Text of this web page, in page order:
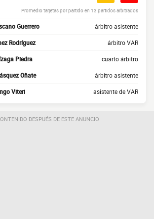
Promedio tarjetas por partido en 13 partidos arbitrados
Guerrero árbitro asistente
Rodríguez árbitro VAR
Piedra cuarto árbitro
Oñate árbitro asistente
Viteri asistente de VAR
DESPUÉS DE ESTE ANUNCIO